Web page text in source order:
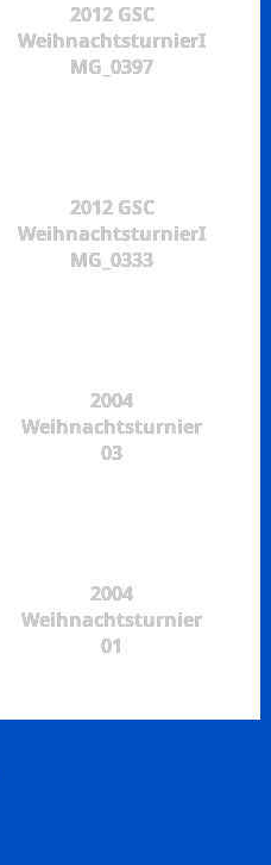
2012 GSC
WeihnachtsturnierI
MG_0397
2012 GSC
WeihnachtsturnierI
MG_0333
2004
Weihnachtsturnier
03
2004
Weihnachtsturnier
01